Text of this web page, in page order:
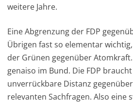
weitere Jahre.
Eine Abgrenzung der FDP
Übrigen fast so elementar
der Grünen gegenüber
genaiso im Bund. Die FDP
unverrückbare Distanz
relevanten Sachfragen. Also eine